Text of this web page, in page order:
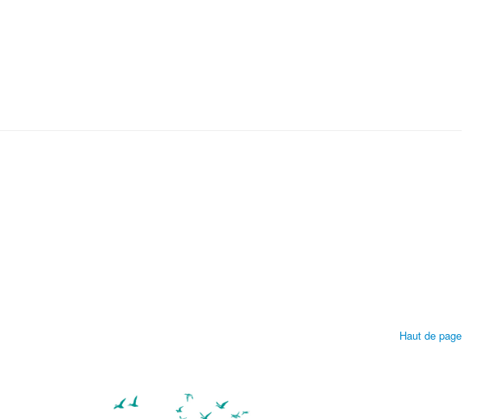
Haut de page